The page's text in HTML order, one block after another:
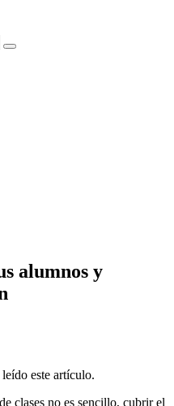
alumnos y
este artículo.
clases no es sencillo, cubrir el